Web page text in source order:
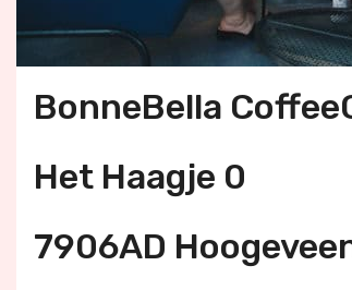
BonneBella
Het Haagje 0
7906AD